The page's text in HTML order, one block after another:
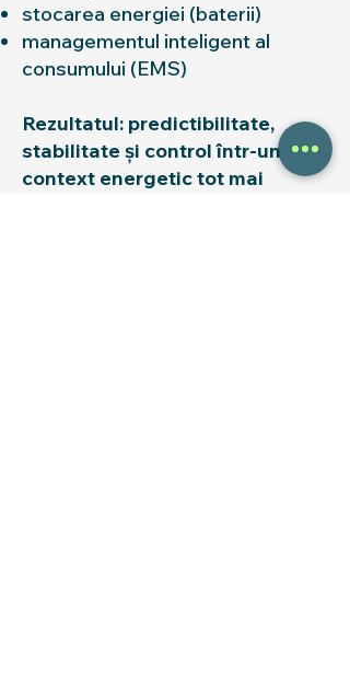
stocarea energiei (baterii)
managementul inteligent al
consumului (EMS)
Rezultatul: predictibilitate,
stabilitate și control într-un
context energetic tot mai